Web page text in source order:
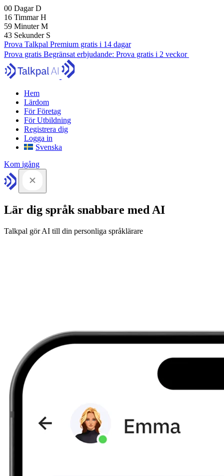
00 DagarD
16 TimmarH
59 MinuterM
41 Sekunder S
Prova Talkpal Premium gratis i 14 dagar
Prova gratis Begränsat erbjudande: Prova gratis i 2 veckor
Hem
Lärdom
För Företag
För Utbildning
Registrera dig
Logga in
Svenska
Kom igång
Lär dig språk snabbare med AI
Talkpal gör AI till din personliga språklärare